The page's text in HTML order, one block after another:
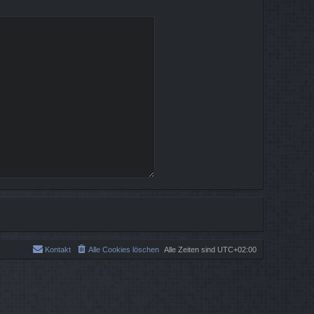
Alle Zeiten sind UTC+02:00
Alle Cookies löschen
Kontakt